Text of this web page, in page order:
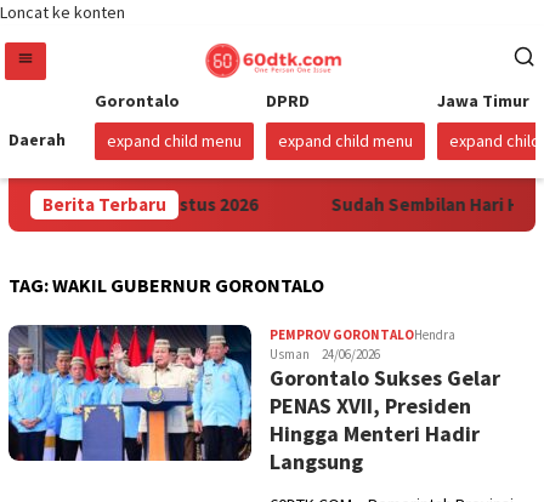
Loncat ke konten
Daerah
Gorontalo
expand child menu
DPRD
expand child menu
Jawa Timur
expand child
Berita Terbaru
Mulai 1 Agustus 2026 Sudah Sembilan Hari Harga
TAG:WAKIL GUBERNUR GORONTALO
PEMPROV GORONTALOHendra
Usman
24/06/2026
Gorontalo Sukses Gelar
PENAS XVII, Presiden
Hingga Menteri Hadir
Langsung